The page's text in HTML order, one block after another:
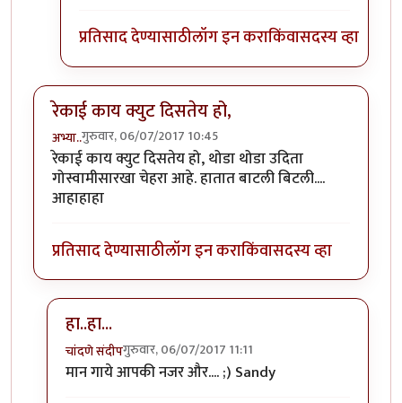
प्रतिसाद देण्यासाठीलॉग इन कराकिंवासदस्य व्हा
रेकाई काय क्युट दिसतेय हो,
अभ्या..गुरुवार, 06/07/2017 10:45
रेकाई काय क्युट दिसतेय हो, थोडा थोडा उदिता
गोस्वामीसारखा चेहरा आहे. हातात बाटली बिटली....
आहाहाहा
प्रतिसाद देण्यासाठीलॉग इन कराकिंवासदस्य व्हा
हा..हा...
चांदणे संदीपगुरुवार, 06/07/2017 11:11
In reply toरेकाई काय क्युट दिसतेय हो,
मान गाये आपकी नजर और.... ;) Sandy